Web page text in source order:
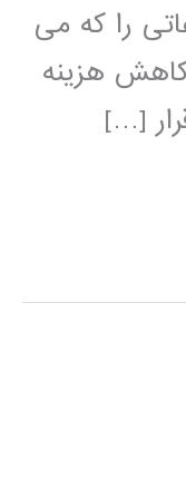
را که می
کاهش هزینه
[…]